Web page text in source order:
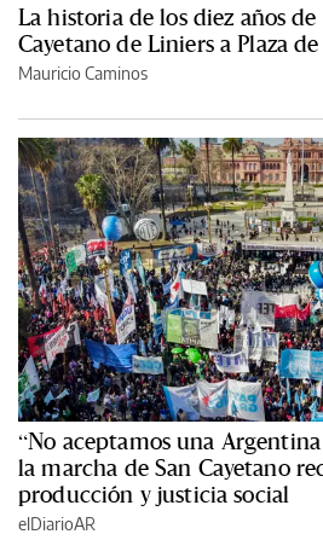
La historia de los diez años
Cayetano de Liniers a Plaza
Mauricio Caminos
“No aceptamos una
la marcha de San Cayetano
producción y justicia social
elDiarioAR